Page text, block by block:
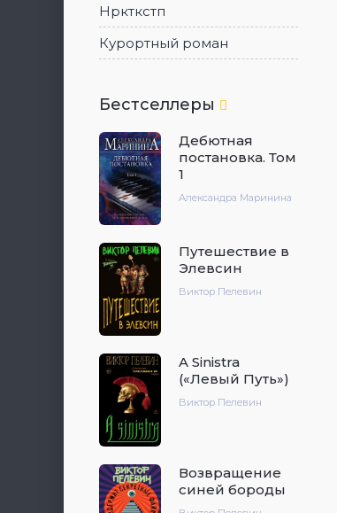
Нркткстп
Курортный роман
Бестселлеры
Дебютная
постановка. Том
1
Александра Маринина
Путешествие в
Элевсин
Виктор Пелевин
A Sinistra
(«Левый Путь»)
Виктор Пелевин
Возвращение
синей бороды